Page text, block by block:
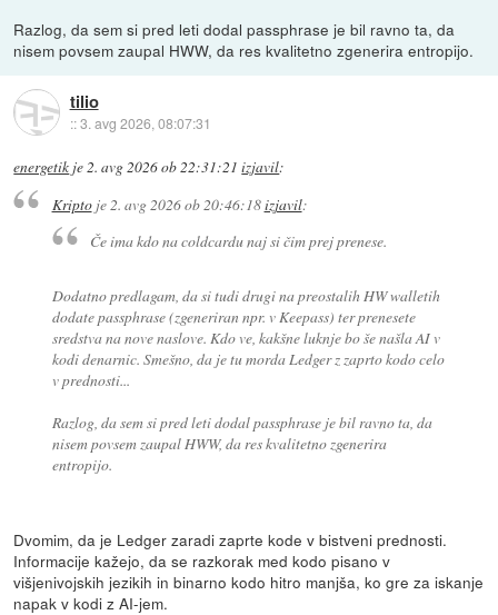
Razlog, da sem si pred leti dodal passphrase je bil ravno ta, da
nisem povsem zaupal HWW, da res kvalitetno zgenerira entropijo.
tilio
::3. avg 2026, 08:07:31
energetik je2. avg 2026 ob 22:31:21 izjavil:
Kriptoje2. avg 2026 ob 20:46:18izjavil:
Če ima kdo na coldcardu naj si čim prej prenese.
Dodatno predlagam, da si tudi drugi na preostalih HW walletih
dodate passphrase (zgeneriran npr. v Keepass) ter prenesete
sredstva na nove naslove. Kdo ve, kakšne luknje bo še našla AI v
kodi denarnic. Smešno, da je tu morda Ledger z zaprto kodo celo
v prednosti...
Razlog, da sem si pred leti dodal passphrase je bil ravno ta, da
nisem povsem zaupal HWW, da res kvalitetno zgenerira
entropijo.
Dvomim, da je Ledger zaradi zaprte kode v bistveni prednosti.
Informacije kažejo, da se razkorak med kodo pisano v
višjenivojskih jezikih in binarno kodo hitro manjša, ko gre za iskanje
napak v kodi z AI-jem.